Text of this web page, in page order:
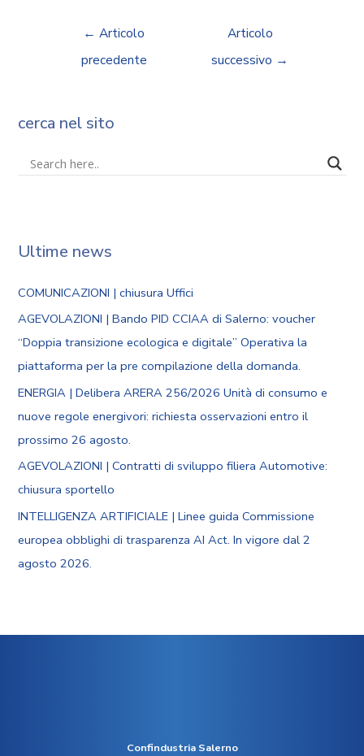
← Articolo
precedente
Articolo
successivo →
cerca nel sito
Ultime news
COMUNICAZIONI | chiusura Uffici
AGEVOLAZIONI | Bando PID CCIAA di Salerno: voucher
“Doppia transizione ecologica e digitale” Operativa la
piattaforma per la pre compilazione della domanda.
ENERGIA | Delibera ARERA 256/2026 Unità di consumo e
nuove regole energivori: richiesta osservazioni entro il
prossimo 26 agosto.
AGEVOLAZIONI | Contratti di sviluppo filiera Automotive:
chiusura sportello
INTELLIGENZA ARTIFICIALE | Linee guida Commissione
europea obblighi di trasparenza AI Act. In vigore dal 2
agosto 2026.
Confindustria Salerno